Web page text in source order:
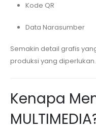
Kode QR
Data Narasumber
Semakin detail grafis
produksi yang diperlukan.
Kenapa